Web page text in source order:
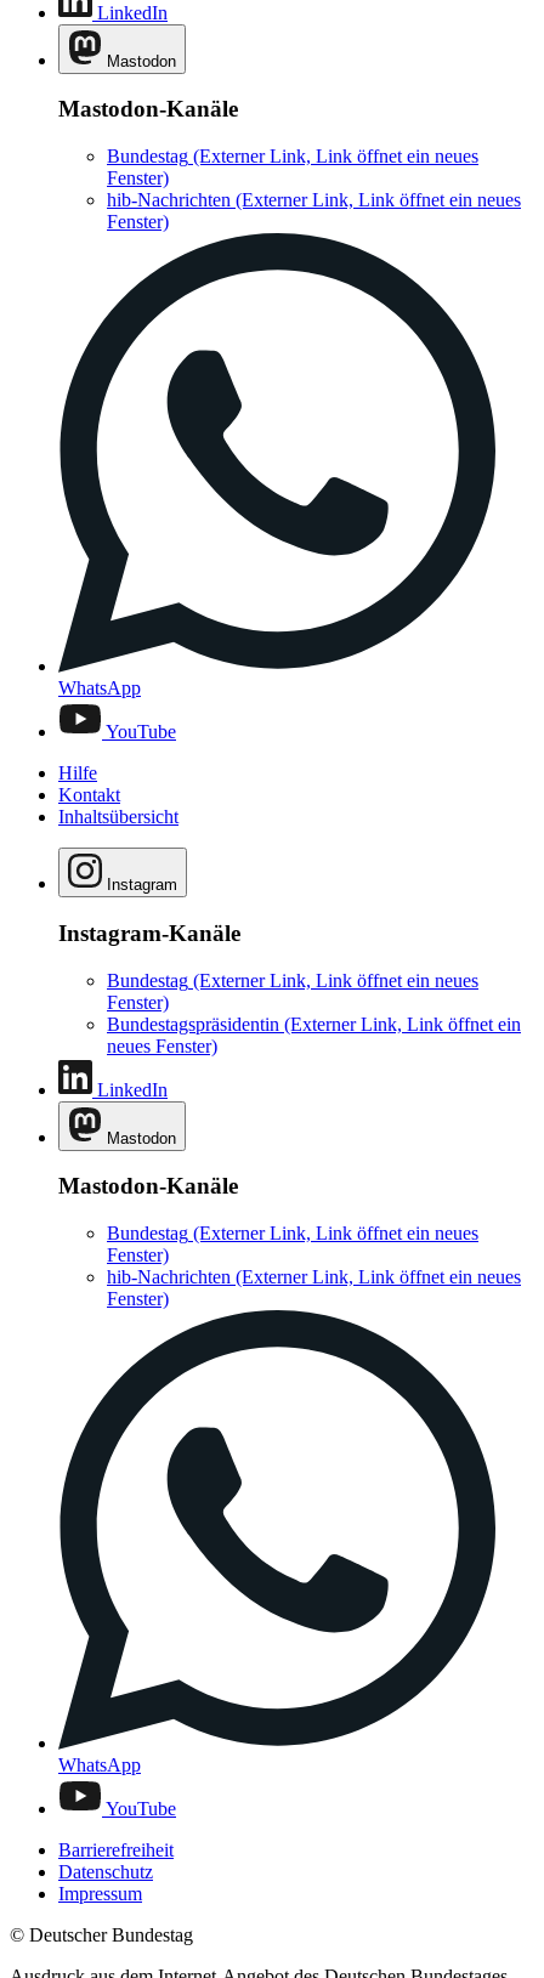
LinkedIn
Mastodon
Mastodon-Kanäle
Bundestag (Externer Link, Link öffnet ein neues
Fenster)
hib-Nachrichten (Externer Link, Link öffnet ein neues
Fenster)
WhatsApp
YouTube
Hilfe
Kontakt
Inhaltsübersicht
Instagram
Instagram-Kanäle
Bundestag (Externer Link, Link öffnet ein neues
Fenster)
Bundestagspräsidentin (Externer Link, Link öffnet ein
neues Fenster)
LinkedIn
Mastodon
Mastodon-Kanäle
Bundestag (Externer Link, Link öffnet ein neues
Fenster)
hib-Nachrichten (Externer Link, Link öffnet ein neues
Fenster)
WhatsApp
YouTube
Barrierefreiheit
Datenschutz
Impressum
© Deutscher Bundestag